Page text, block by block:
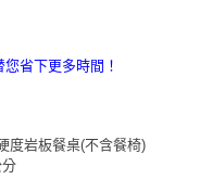
您省下更多時間！
度岩板餐桌(不含餐椅)